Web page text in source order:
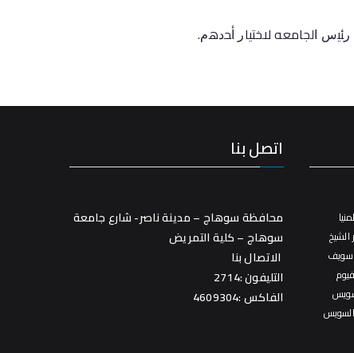
ﺍلجامعه ﻻﺨﺘﻴﺎﺭ ﺃﺤﺩﻫﻡ.
سويف
اتصل بنا
محافظة سوهاج – مدينة ناصر- شارع جامعة
سوهاج – كلية التمريض
الاتصال بنا
التليفون :2714
الفاكس :4609304